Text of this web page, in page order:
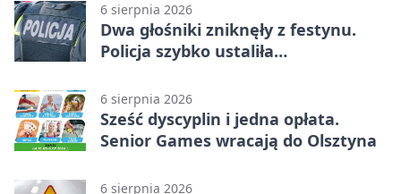
6 sierpnia 2026
Dwa głośniki zniknęły z festynu.
Policja szybko ustaliła
6 sierpnia 2026
Sześć dyscyplin i jedna opłata.
Senior Games wracają do Olsztyna
6 sierpnia 2026